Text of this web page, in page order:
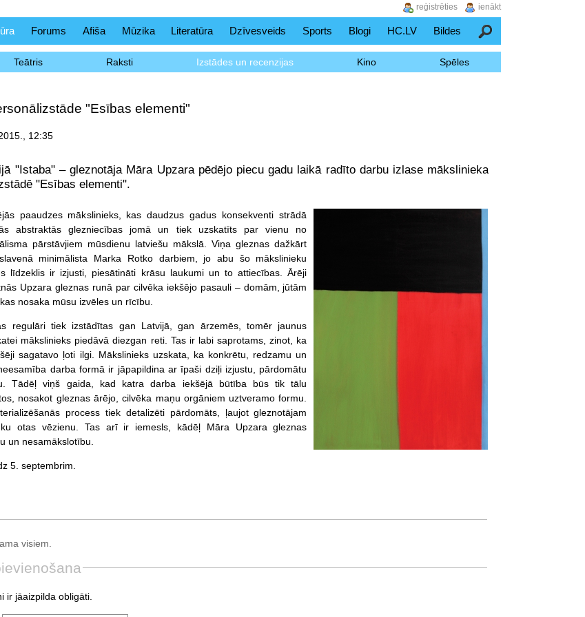
Forums Afiša Mūzika Literatūra Dzīvesveids Sports Blogi HC.LV Bildes Meklēšana
Teātris Raksti Izstādes un recenzijas Kino Spēles
"Esības elementi"
12:35
"Istaba" – gleznotāja Māra Upzara pēdējo piecu gadu laikā radīto darbu izlase mākslinieka
"Esības elementi".
paaudzes mākslinieks, kas daudzus gadus konsekventi strādā
abstraktās glezniecības jomā un tiek uzskatīts par vienu no
pārstāvjiem mūsdienu latviešu mākslā. Viņa gleznas dažkārt
minimālista Marka Rotko darbiem, jo abu šo mākslinieku
līdzeklis ir izjusti, piesātināti krāsu laukumi un to attiecības. Ārēji
Upzara gleznas runā par cilvēka iekšējo pasauli – domām, jūtām
nosaka mūsu izvēles un rīcību.
regulāri tiek izstādītas gan Latvijā, gan ārzemēs, tomēr jaunus
mākslinieks piedāvā diezgan reti. Tas ir labi saprotams, zinot, ka
sagatavo ļoti ilgi. Mākslinieks uzskata, ka konkrētu, redzamu un
darba formā ir jāpapildina ar īpaši dziļi izjustu, pārdomātu
Tādēļ viņš gaida, kad katra darba iekšējā būtība būs tik tālu
nosakot gleznas ārējo, cilvēka maņu orgāniem uztveramo formu.
process tiek detalizēti pārdomāts, ļaujot gleznotājam
otas vēzienu. Tas arī ir iemesls, kādēļ Māra Upzara gleznas
un nesamākslotību.
5. septembrim.
visiem.
ir jāaizpilda obligāti.
ienākt
reģistrēties